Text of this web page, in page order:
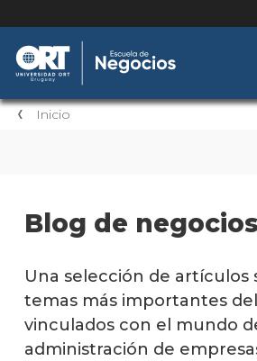
Inicio
Blog de negocios
Una selección de artículos
temas más importantes
vinculados con el mundo
administración de